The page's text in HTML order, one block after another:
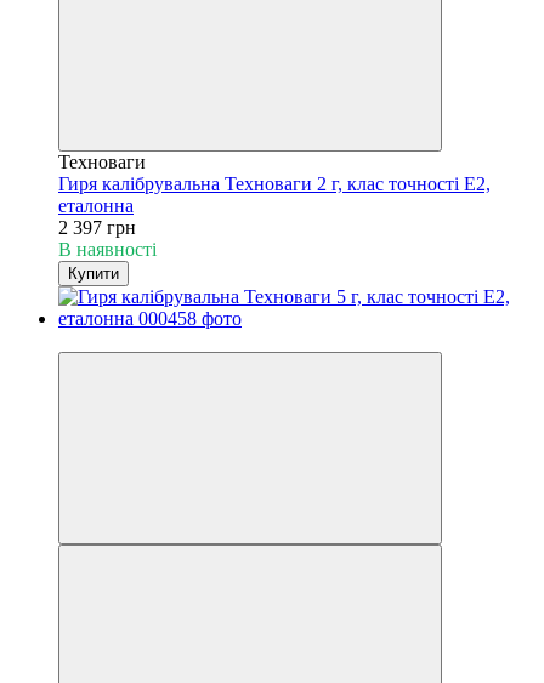
Техноваги
Гиря калібрувальна Техноваги 2 г, клас точності Е2,
еталонна
2 397 грн
В наявності
Купити